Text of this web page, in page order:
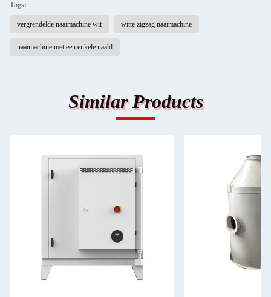
Tags:
vergrendelde naaimachine wit witte zigzag naaimachine
naaimachine met een enkele naald
Similar Products